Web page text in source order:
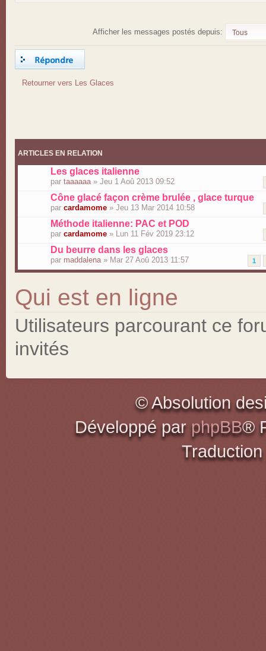
Afficher les messages postés depuis:
Retourner vers Les Glaces
ARTICLES EN RELATION
Les glaces italienne
par taaaaaa » Jeu 1 Aoû 2013 09:52
Cône glacé façon crème brulée , glace turque
par cardamome » Jeu 13 Mar 2014 10:58
Méthode italienne: PAC et POD
par cardamome » Lun 11 Fév 2019 23:12
Du beurre dans les glaces
1
par maddalena » Mar 27 Aoû 2013 11:57
Qui est en ligne
Utilisateurs parcourant ce
invités
© Absolution
Développé par phpBB®